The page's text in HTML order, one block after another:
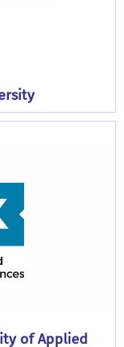
of Applied